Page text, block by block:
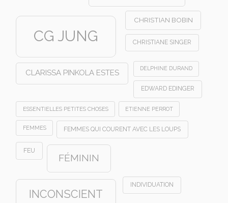
CG JUNG
CHRISTIAN BOBIN
CHRISTIANE SINGER
CLARISSA PINKOLA ESTES DELPHINE DURAND
EDWARD EDINGER
ESSENTIELLES PETITES CHOSES ETIENNE PERROT
FEMMES FEMMES QUI COURENT AVEC LES LOUPS
FEU
FÉMININ
INCONSCIENT
INDIVIDUATION